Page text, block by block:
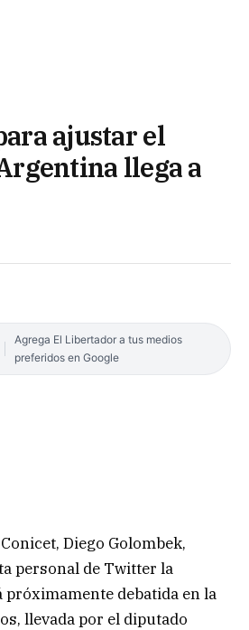
ajustar el
llega a
Agrega El Libertador a tus medios
preferidos en Google
Diego Golombek,
personal de Twitter la
próximamente debatida en la
llevada por el diputado